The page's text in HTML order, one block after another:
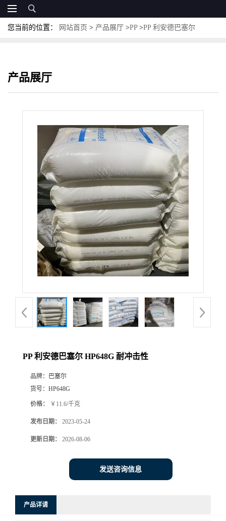
您当前的位置： 网站首页 > 产品展厅 >PP >PP 利安德巴塞尔
产品展厅
PP 利安德巴塞尔 HP648G 耐冲击性
品牌：
巴塞尔
货号： HP648G
价格： ￥11.6/千克
发布日期： 2023-05-24
更新日期： 2026-08-06
发送咨询信息
产品详请